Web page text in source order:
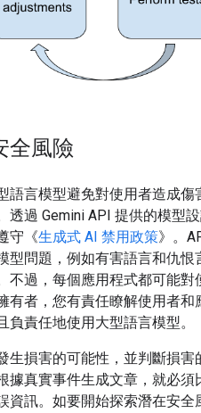
全風險
語言模型避免對使用者造成
透過 Gemini API 提供的模型
守《生成式 AI 禁用政策》。
型問題，例如有害語言和仇恨
不過，每個應用程式都可能
有者，您有責任瞭解使用者
責任地使用大型語言模型。
生損害的可能性，並判斷損害
據真實事件生成文章，就必須
資訊。如要開始探索潛在安全